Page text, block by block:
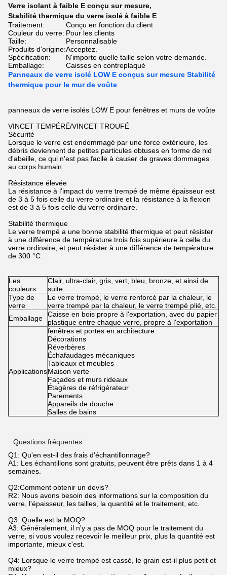
Verre isolant à faible E conçu sur mesure,
Stabilité thermique du verre isolé à faible E
Traitement:
Conçu en fonction du client
Couleur du verre: Pour les clients
Taille:
Personnalisable
Produits d'origine:Acceptez.
Spécification:
N'importe quelle taille selon votre demande.
Emballage:
Caisses en contreplaqué
Panneaux de verre isolé LOW E conçus sur mesure Stabilité
thermique pour le mur de voûte
panneaux de verre isolés LOW E pour fenêtres et murs de voûte
VINCET TEMPÉRÉ/VINCET TROUFÉ
Sécurité
Lorsque le verre est endommagé par une force extérieure, les
débris deviennent de petites particules obtuses en forme de nid
d'abeille, ce qui n'est pas facile à causer de graves dommages
au corps humain.
Résistance élevée
La résistance à l'impact du verre trempé de même épaisseur est
de 3 à 5 fois celle du verre ordinaire et la résistance à la flexion
est de 3 à 5 fois celle du verre ordinaire.
Stabilité thermique
Le verre trempé a une bonne stabilité thermique et peut résister
à une différence de température trois fois supérieure à celle du
verre ordinaire, et peut résister à une différence de température
de 300 °C.
Les
couleurs
Clair, ultra-clair, gris, vert, bleu, bronze, et ainsi de
suite.
Type de
verre
Le verre trempé, le verre renforcé par la chaleur, le
verre trempé par la chaleur, le verre trempé plié, etc.
Emballage
Caisse en bois propre à l'exportation, avec du papier
plastique entre chaque verre, propre à l'exportation
Applications
fenêtres et portes en architecture
Décorations
Réverbères
Échafaudages mécaniques
Tableaux et meubles
Maison verte
Façades et murs rideaux
Étagères de réfrigérateur
Parements
Appareils de douche
Salles de bains
Questions fréquentes
Q1: Qu'en est-il des frais d'échantillonnage?
A1: Les échantillons sont gratuits, peuvent être prêts dans 1 à 4
semaines.
Q2:Comment obtenir un devis?
R2: Nous avons besoin des informations sur la composition du
verre, l'épaisseur, les tailles, la quantité et le traitement, etc.
Q3: Quelle est la MOQ?
A3: Généralement, il n'y a pas de MOQ pour le traitement du
verre, si vous voulez recevoir le meilleur prix, plus la quantité est
importante, mieux c'est.
Q4: Lorsque le verre trempé est cassé, le grain est-il plus petit et
mieux?